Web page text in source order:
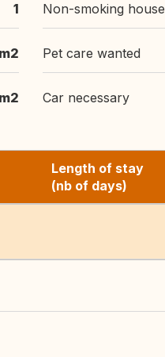
1
m2
m2
Non-smoking house
Pet care wanted
Car necessary
Length of stay
(nb of days)